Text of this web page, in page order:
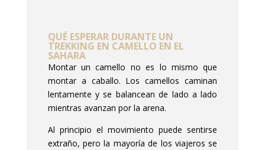
QUÉ ESPERAR DURANTE UN
TREKKING EN CAMELLO EN EL
SAHARA
Montar un camello no es lo mismo que
montar a caballo. Los camellos caminan
lentamente y se balancean de lado a lado
mientras avanzan por la arena.
Al principio el movimiento puede sentirse
extraño, pero la mayoría de los viajeros se